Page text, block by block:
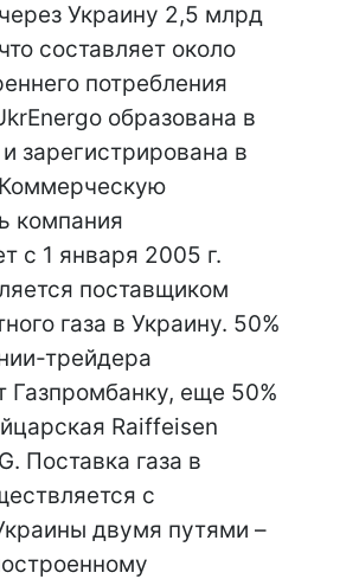
Украину 2,5 млрд
составляет около
потребления
образована в
зарегистрирована в
компания
с 1 января 2005 г.
поставщиком
газа в Украину. 50%
трейдера
Газпромбанку, еще 50%
Raiffeisen
Поставка газа в
с
двумя путями –